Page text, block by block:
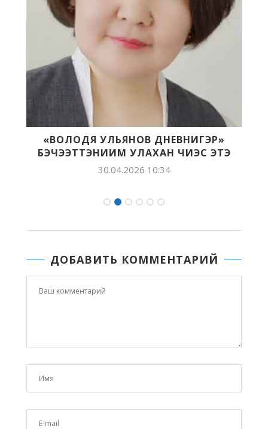
«ВОЛОДЯ УЛЬЯНОВ ДНЕВНИГЭР»
БЭЧЭЭТТЭНИИМ УЛАХАН ЧИЭС ЭТЭ
30.04.2026 10:34
ДОБАВИТЬ КОММЕНТАРИЙ